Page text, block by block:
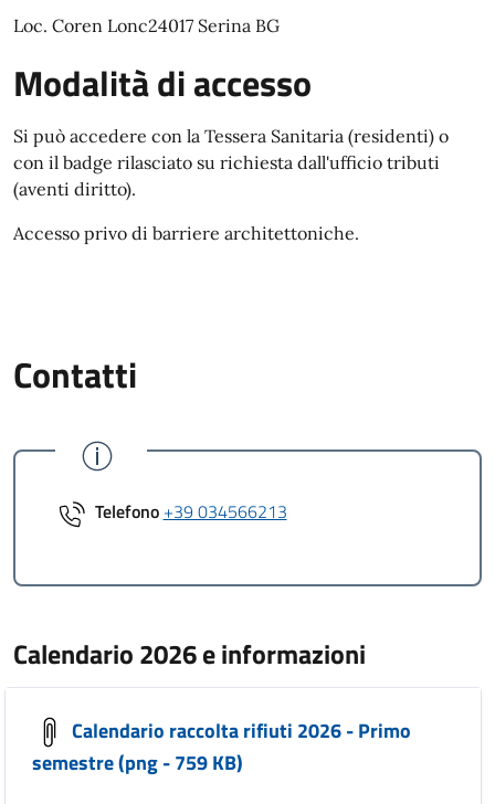
Loc. Coren Lonc24017 Serina BG
Modalità di accesso
Si può accedere con la Tessera Sanitaria (residenti) o
con il badge rilasciato su richiesta dall'ufficio tributi
(aventi diritto).
Accesso privo di barriere architettoniche.
Contatti
Telefono +39 034566213
Calendario 2026 e informazioni
Calendario raccolta rifiuti 2026 - Primo
semestre (png - 759 KB)